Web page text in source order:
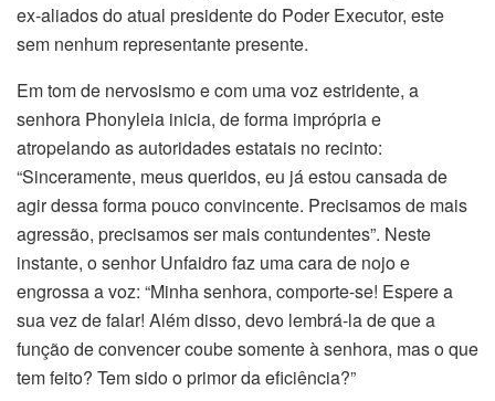
ex-aliados do atual presidente do Poder Executor, este
sem nenhum representante presente.
Em tom de nervosismo e com uma voz estridente, a
senhora Phonyleia inicia, de forma imprópria e
atropelando as autoridades estatais no recinto:
“Sinceramente, meus queridos, eu já estou cansada de
agir dessa forma pouco convincente. Precisamos de mais
agressão, precisamos ser mais contundentes”. Neste
instante, o senhor Unfaidro faz uma cara de nojo e
engrossa a voz: “Minha senhora, comporte-se! Espere a
sua vez de falar! Além disso, devo lembrá-la de que a
função de convencer coube somente à senhora, mas o que
tem feito? Tem sido o primor da eficiência?”